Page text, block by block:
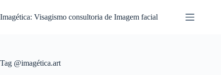
para
o
Imagética: Visagismo consultoria de Imagem facial
Tag @imagética.art